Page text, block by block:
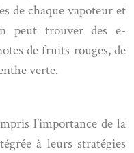
de chaque vapoteur et
peut trouver des e-
de fruits rouges, de
verte.
l’importance de la
à leurs stratégies